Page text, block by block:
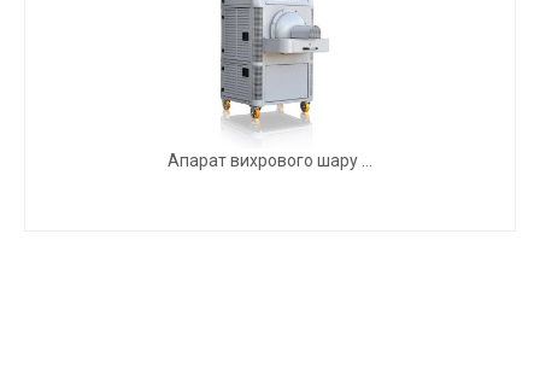
Апарат вихрового шару ...